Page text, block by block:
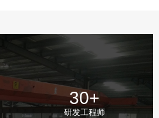
30+
研发工程师